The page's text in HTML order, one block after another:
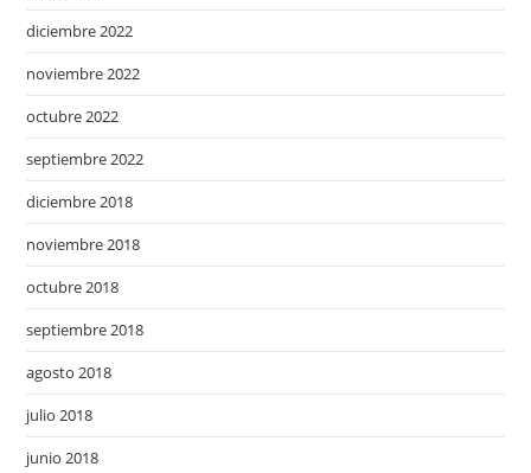
diciembre 2022
noviembre 2022
octubre 2022
septiembre 2022
diciembre 2018
noviembre 2018
octubre 2018
septiembre 2018
agosto 2018
julio 2018
junio 2018